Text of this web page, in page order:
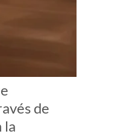
de
la